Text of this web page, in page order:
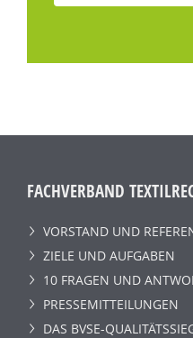
FACHVERBAND
VORSTAND UND
ZIELE UND AUFGABEN
10 FRAGEN UND
PRESSEMITTEILUNGEN
DAS BVSE-